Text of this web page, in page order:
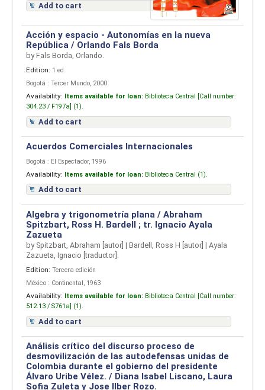
Add to cart
Acción y espacio - Autonomías en la nueva
República / Orlando Fals Borda
by Fals Borda, Orlando.
Edition: 1 ed.
Bogotá : Tercer Mundo, 2000
Availability: Items available for loan: Biblioteca Central [ Call number:
304.23 / F197a] (1).
Add to cart
Acuerdos Comerciales Internacionales
Bogotá : El Espectador, 1996
Availability: Items available for loan: Biblioteca Central (1).
Add to cart
Algebra y trigonometría plana / Abraham
Spitzbart, Ross H. Bardell ; tr. Ignacio Ayala
Zazueta
by Spitzbart, Abraham [autor] | Bardell, Ross H [autor] | Ayala
Zazueta, Ignacio [traductor] .
Edition: Tercera edición
México : Continental, 1963
Availability: Items available for loan: Biblioteca Central [ Call number:
512.13 / S761a] (1).
Add to cart
Análisis crítico del discurso proceso de
desmovilización de las autodefensas unidas de
Colombia durante el gobierno del presidente
Álvaro Uribe Vélez. / Diana Isabel Liscano, Laura
Sofia Zuleta y Jose Ilber Rozo.